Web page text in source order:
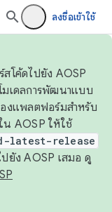
ลงชื่อเข้าใช้
โค้ดไปยัง AOSP
มเดลการพัฒนาแบบ
งแพลตฟอร์มสำหรับ
น AOSP ให้ใช้
latest-release
ยัง AOSP เสมอ ดู